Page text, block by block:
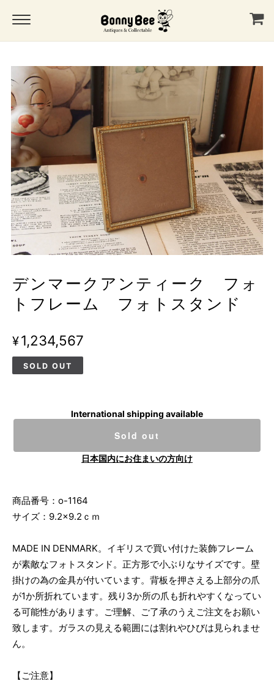
デンマークアンティーク フォ
トフレーム フォトスタンド
¥1,234,567
SOLD OUT
International shipping available
Sold out
日本国内にお住まいの方向け
商品番号：o-1164
サイズ：9.2×9.2ｃｍ
MADE IN DENMARK。イギリスで買い付けた装飾フレーム
が素敵なフォトスタンド。正方形で小ぶりなサイズです。壁
掛けの為の金具が付いています。背板を押さえる上部分の爪
が1か所折れています。残り3か所の爪も折れやすくなってい
る可能性があります。ご理解、ご了承のうえご注文をお願い
致します。ガラスの見える範囲には割れやひびは見られませ
ん。
【ご注意】